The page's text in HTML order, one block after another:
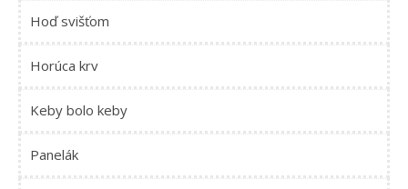
Hoď svišťom
Horúca krv
Keby bolo keby
Panelák